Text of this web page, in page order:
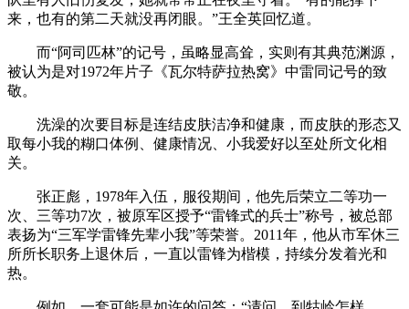
来，也有的第二天就没再闭眼。”王全英回忆道。
而“阿司匹林”的记号，虽略显高耸，实则有其典范渊源，
被认为是对1972年片子《瓦尔特萨拉热窝》中雷同记号的致
敬。
洗澡的次要目标是连结皮肤洁净和健康，而皮肤的形态又
取每小我的糊口体例、健康情况、小我爱好以至处所文化相
关。
张正彪，1978年入伍，服役期间，他先后荣立二等功一
次、三等功7次，被原军区授予“雷锋式的兵士”称号，被总部
表扬为“三军学雷锋先辈小我”等荣誉。2011年，他从市军休三
所所长职务上退休后，一直以雷锋为楷模，持续分发着光和
热。